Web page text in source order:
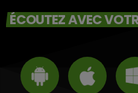
ÉCOUTEZ AVEC